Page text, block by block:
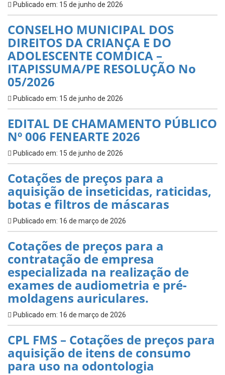
Publicado em: 15 de junho de 2026
CONSELHO MUNICIPAL DOS
DIREITOS DA CRIANÇA E DO
ADOLESCENTE COMDICA –
ITAPISSUMA/PE RESOLUÇÃO No
05/2026
Publicado em: 15 de junho de 2026
EDITAL DE CHAMAMENTO PÚBLICO
Nº 006 FENEARTE 2026
Publicado em: 15 de junho de 2026
Cotações de preços para a
aquisição de inseticidas, raticidas,
botas e filtros de máscaras
Publicado em: 16 de março de 2026
Cotações de preços para a
contratação de empresa
especializada na realização de
exames de audiometria e pré-
moldagens auriculares.
Publicado em: 16 de março de 2026
CPL FMS – Cotações de preços para
aquisição de itens de consumo
para uso na odontologia